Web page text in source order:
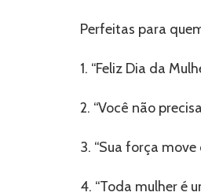
Perfeitas para
1. “Feliz Dia da
2. “Você não
3. “Sua força
4. “Toda mulher é